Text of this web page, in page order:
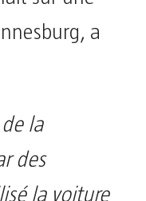
a
la
des
la voiture